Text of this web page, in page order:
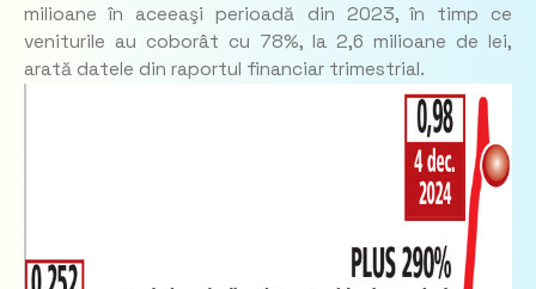
milioane în aceeaşi perioadă din 2023, în timp ce
veniturile au coborât cu 78%, la 2,6 milioane de lei,
arată datele din raportul financiar trimestrial.